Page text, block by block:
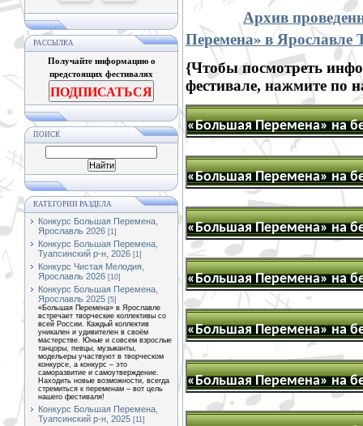
РАССЫЛКА
Получайте информацию о
предстоящих фестивалях
ПОДПИСАТЬСЯ
ПОИСК
КАТЕГОРИИ РАЗДЕЛА
Конкурс Большая Перемена,
Ярославль 2026 [1]
Конкурс Большая Перемена,
Туапсинский р-н, 2026 [1]
Конкурс Чистая Мелодия,
Ярославль 2026 [10]
Конкурс Большая Перемена,
Ярославль 2025 [5]
«Большая Перемена» в Ярославле
встречает творческие коллективы со
всей России. Каждый коллектив
уникален и удивителен в своём
мастерстве. Юные и совсем взрослые
танцоры, певцы, музыканты,
модельеры участвуют в творческом
конкурсе, а конкурс – это
саморазвитие и самоутверждение.
Находить новые возможности, всегда
стремиться к переменам – вот цель
нашего фестиваля!
Конкурс Большая Перемена,
Туапсинский р-н, 2025 [11]
Архив
Перемена» в Ярославле
{Чтобы посмотреть
фестивале, нажмите по